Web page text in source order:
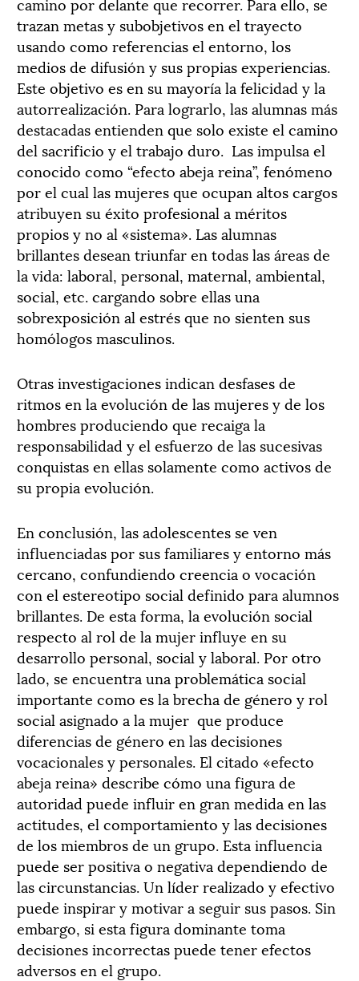
trazan metas y subobjetivos en el trayecto
usando como referencias el entorno, los
medios de difusión y sus propias experiencias.
Este objetivo es en su mayoría la felicidad y la
autorrealización. Para lograrlo, las alumnas más
destacadas entienden que solo existe el camino
del sacrificio y el trabajo duro. Las impulsa el
conocido como “efecto abeja reina”, fenómeno
por el cual las mujeres que ocupan altos cargos
atribuyen su éxito profesional a méritos
propios y no al «sistema». Las alumnas
brillantes desean triunfar en todas las áreas de
la vida: laboral, personal, maternal, ambiental,
social, etc. cargando sobre ellas una
sobrexposición al estrés que no sienten sus
homólogos masculinos.
Otras investigaciones indican desfases de
ritmos en la evolución de las mujeres y de los
hombres produciendo que recaiga la
responsabilidad y el esfuerzo de las sucesivas
conquistas en ellas solamente como activos de
su propia evolución.
En conclusión, las adolescentes se ven
influenciadas por sus familiares y entorno más
cercano, confundiendo creencia o vocación
con el estereotipo social definido para alumnos
brillantes. De esta forma, la evolución social
respecto al rol de la mujer influye en su
desarrollo personal, social y laboral. Por otro
lado, se encuentra una problemática social
importante como es la brecha de género y rol
social asignado a la mujer que produce
diferencias de género en las decisiones
vocacionales y personales. El citado «efecto
abeja reina» describe cómo una figura de
autoridad puede influir en gran medida en las
actitudes, el comportamiento y las decisiones
de los miembros de un grupo. Esta influencia
puede ser positiva o negativa dependiendo de
las circunstancias. Un líder realizado y efectivo
puede inspirar y motivar a seguir sus pasos. Sin
embargo, si esta figura dominante toma
decisiones incorrectas puede tener efectos
adversos en el grupo.